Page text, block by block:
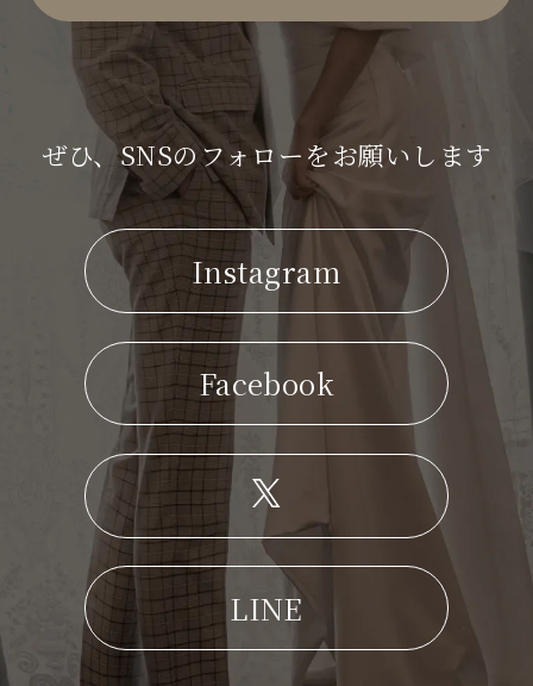
ぜひ、SNSのフォローをお願いします
Instagram
Facebook
LINE